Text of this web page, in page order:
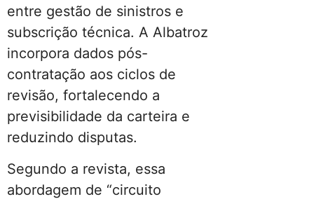
entre gestão de sinistros e
subscrição técnica. A Albatroz
incorpora dados pós-
contratação aos ciclos de
revisão, fortalecendo a
previsibilidade da carteira e
reduzindo disputas.
Segundo a revista, essa
abordagem de “circuito